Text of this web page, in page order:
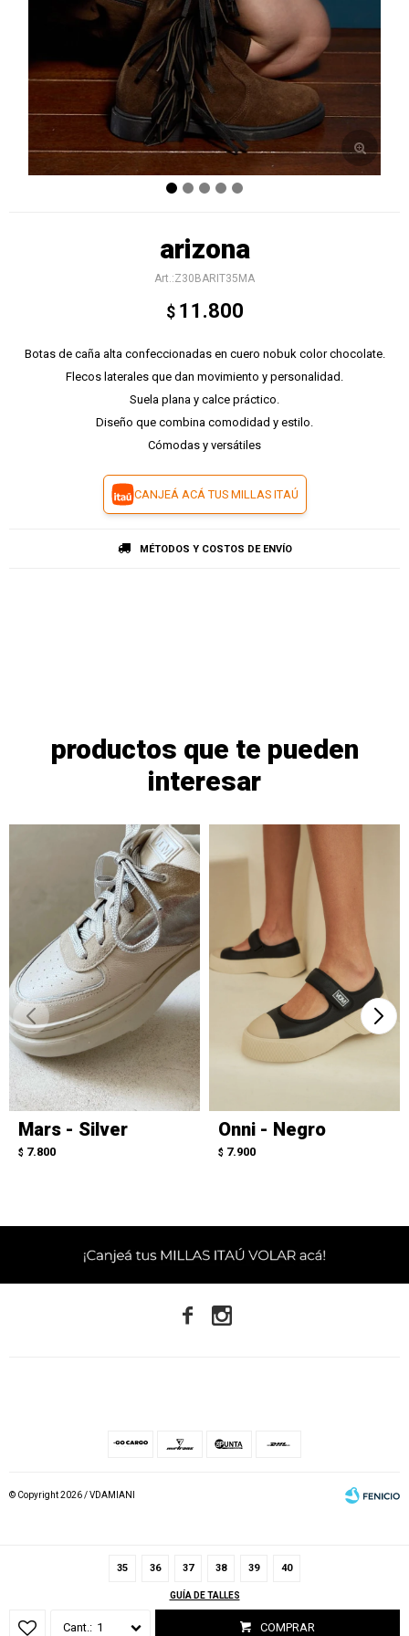
arizona
Z30BARIT35MA
$ 11.800
Botas de caña alta confeccionadas en cuero nobuk color chocolate.
Flecos laterales que dan movimiento y personalidad.
Suela plana y calce práctico.
Diseño que combina comodidad y estilo.
Cómodas y versátiles
35 36 37 38 39 40
GUÍA DE TALLES
1 COMPRAR
CANJEÁ ACÁ TUS MILLAS ITAÚ
MÉTODOS Y COSTOS DE ENVÍO
productos que te pueden
interesar
Mars - Silver
$ 7.800
Onni - Negro
$ 7.900
 
© Copyright 2026 / VDAMIANI